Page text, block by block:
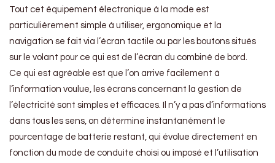
Tout cet équipement électronique à la mode est
particulièrement simple à utiliser, ergonomique et la
navigation se fait via l’écran tactile ou par les boutons situés
sur le volant pour ce qui est de l’écran du combiné de bord.
Ce qui est agréable est que l’on arrive facilement à
l’information voulue, les écrans concernant la gestion de
l’électricité sont simples et efficaces. Il n’y a pas d’informations
dans tous les sens, on détermine instantanément le
pourcentage de batterie restant, qui évolue directement en
fonction du mode de conduite choisi ou imposé et l’utilisation